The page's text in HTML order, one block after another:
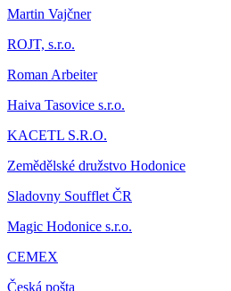
Martin Vajčner
ROJT, s.r.o.
Roman Arbeiter
Haiva Tasovice s.r.o.
KACETL S.R.O.
Zemědělské družstvo Hodonice
Sladovny Soufflet ČR
Magic Hodonice s.r.o.
CEMEX
Česká pošta